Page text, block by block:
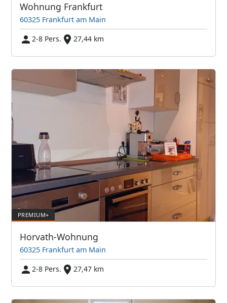
Wohnung Frankfurt
60325 Frankfurt am Main
2-8 Pers.
27,44 km
Horvath-Wohnung
60325 Frankfurt am Main
2-8 Pers.
27,47 km